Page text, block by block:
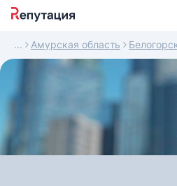
Амурская область